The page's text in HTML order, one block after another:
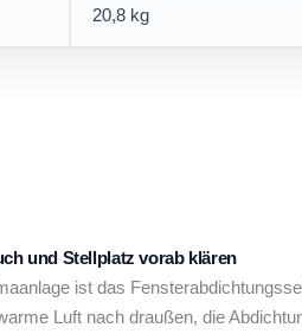
20,8 kg
und Stellplatz vorab klären
ist das
Luft nach draußen, die